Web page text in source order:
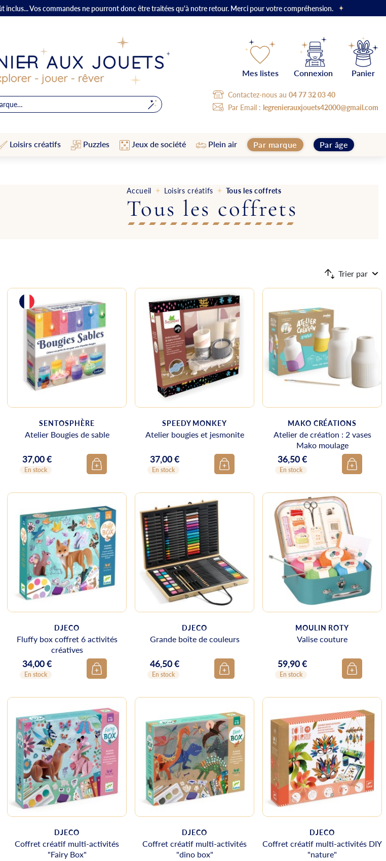
Vos commandes ne pourront donc être traitées qu'à notre retour. Merci pour votre compréhension.
Mes listes Connexion Panier
Contactez-nous au 04 77 32 03 40
Par Email : legrenierauxjouets42000@gmail.com
Loisirs créatifs Puzzles Jeux de société Plein air Par marque Par âge
Accueil Loisirs créatifs Tous les coffrets
Tous les coffrets
Trier par
SENTOSPHÈRE
Atelier Bougies de sable
Prix
37,00 €
En stock
SPEEDY MONKEY
Atelier bougies et jesmonite
Prix
37,00 €
En stock
MAKO CRÉATIONS
Atelier de création : 2 vases
Mako moulage
Prix
36,50 €
En stock
DJECO
Fluffy box coffret 6 activités
créatives
Prix
34,00 €
En stock
DJECO
Grande boîte de couleurs
Prix
46,50 €
En stock
MOULIN ROTY
Valise couture
Prix
59,90 €
En stock
DJECO
Coffret créatif multi-activités
"Fairy Box"
DJECO
Coffret créatif multi-activités
"dino box"
DJECO
Coffret créatif multi-activités DIY
"nature"